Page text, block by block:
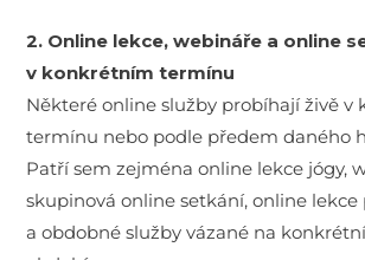
2. Online lekce, webináře a online
v konkrétním termínu
Některé online služby probíhají živě v
termínu nebo podle předem daného
Patří sem zejména online lekce jógy,
skupinová online setkání, online lekce
a obdobné služby vázané na